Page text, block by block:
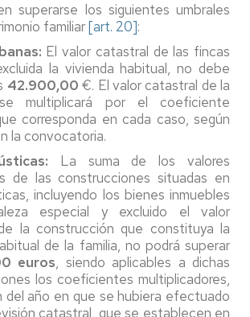
superarse los siguientes umbrales
familiar[art. 20]:
El valor catastral de las fincas
la vivienda habitual, no debe
42.900,00 €. El valor catastral de la
multiplicará por el coeficiente
corresponda en cada caso, según
la convocatoria.
La suma de los valores
de las construcciones situadas en
incluyendo los bienes inmuebles
especial y excluido el valor
la construcción que constituya la
de la familia, no podrá superar
euros, siendo aplicables a dichas
los coeficientes multiplicadores,
del año en que se hubiera efectuado
catastral, que se establecen en